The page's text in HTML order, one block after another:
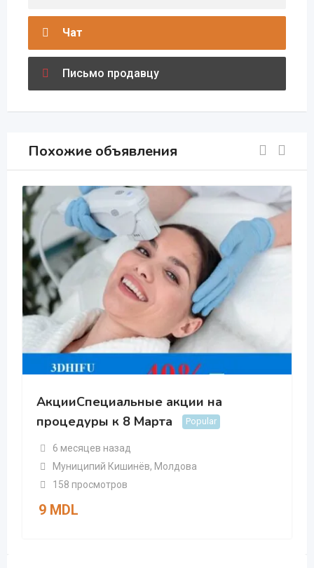
Чат
Письмо продавцу
Похожие объявления
АкцииСпециальные акции на
процедуры к 8 Марта
Popular
6 месяцев назад
Муниципий Кишинёв, Молдова
158 просмотров
9 MDL